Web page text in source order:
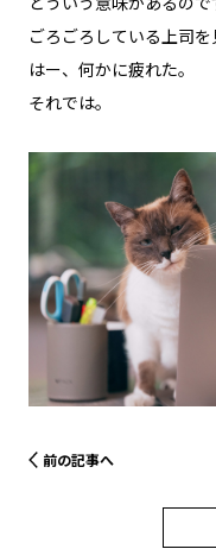
ごろごろしている上司を
はー、何かに疲れた。
それでは。
前の記事へ